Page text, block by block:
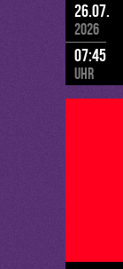
26.07.
2026
07:45
Uhr